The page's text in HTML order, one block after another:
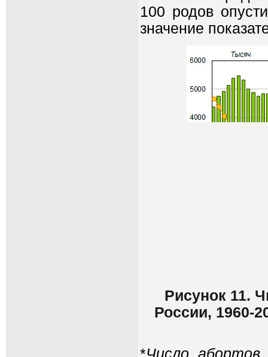
100 родов
значение
Рисунок 11.
России, 1960-